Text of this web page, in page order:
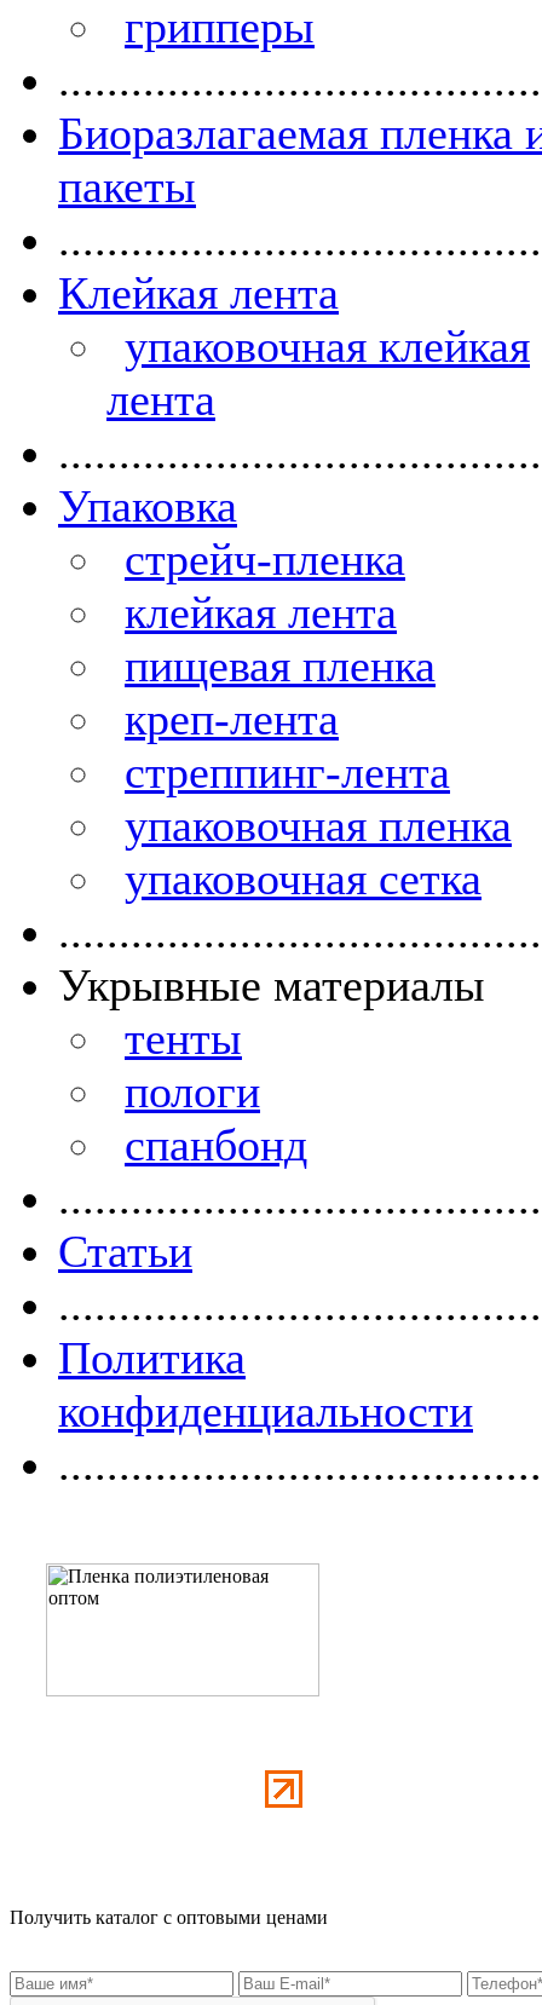
грипперы
Биоразлагаемая пленка
пакеты
Клейкая лента
упаковочная клейкая
лента
Упаковка
стрейч-пленка
клейкая лента
пищевая пленка
креп-лента
стреппинг-лента
упаковочная пленка
упаковочная сетка
Укрывные материалы
тенты
пологи
спанбонд
Статьи
Политика
конфиденциальности
Получить каталог с оптовыми ценами